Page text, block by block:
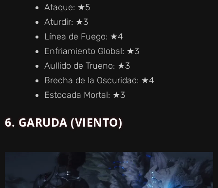
Ataque: ★5
Aturdir: ★3
Línea de Fuego: ★4
Enfriamiento Global: ★3
Aullido de Trueno: ★3
Brecha de la Oscuridad: ★4
Estocada Mortal: ★3
6. GARUDA (VIENTO)